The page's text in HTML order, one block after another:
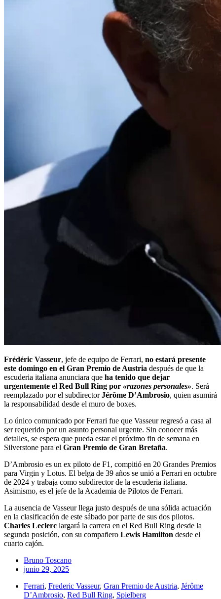
Frédéric Vasseur, jefe de equipo de Ferrari, no estará presente
este domingo en el Gran Premio de Austria después de que la
escuderia italiana anunciara que ha tenido que dejar
urgentemente el Red Bull Ring por «razones personales». Será
reemplazado por el subdirectorJérôme D’Ambrosio, quien asumirá
la responsabilidad desde el muro de boxes.
Lo único comunicado por Ferrari fue que Vasseur regresó a casa al
ser requerido por un asunto personal urgente. Sin conocer más
detalles, se espera que pueda estar el próximo fin de semana en
Silverstone para el Gran Premio de Gran Bretaña.
D’Ambrosio es un ex piloto de F1, compitió en 20 Grandes Premios
para Virgin y Lotus. El belga de 39 años se unió a Ferrari en octubre
de 2024 y trabaja como subdirector de la escuderia italiana.
Asimismo, es el jefe de la Academia de Pilotos de Ferrari.
La ausencia de Vasseur llega justo después de una sólida actuación
en la clasificación de este sábado por parte de sus dos pilotos.
Charles Leclerc largará la carrera en el Red Bull Ring desde la
segunda posición, con su compañero Lewis Hamilton desde el
cuarto cajón.
Bruno Toscano
junio 29, 2025
Ferrari, Frederic Vasseur, Gran Premio de Austria, Jérôme
D’Ambrosio, Red Bull Ring, Spielberg